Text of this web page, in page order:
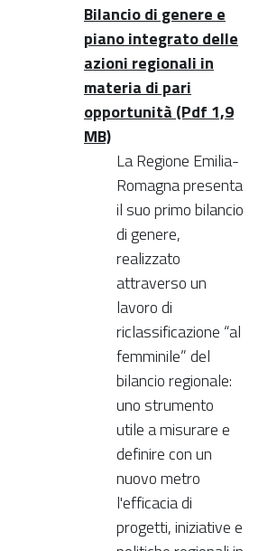
Bilancio di genere e
piano integrato delle
azioni regionali in
materia di pari
opportunità (Pdf 1,9
MB)
La Regione Emilia-
Romagna presenta
il suo primo bilancio
di genere,
realizzato
attraverso un
lavoro di
riclassificazione “al
femminile” del
bilancio regionale:
uno strumento
utile a misurare e
definire con un
nuovo metro
l'efficacia di
progetti, iniziative e